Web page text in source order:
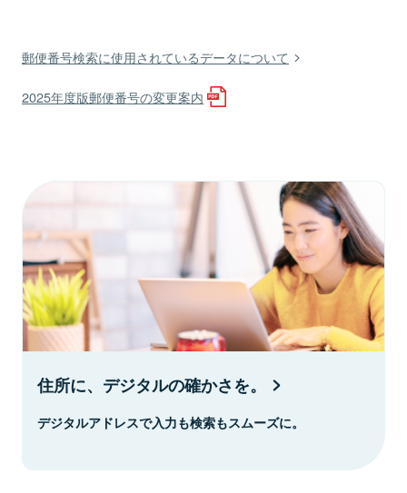
郵便番号検索に使用されているデータについて
2025年度版郵便番号の変更案内
住所に、デジタルの確かさを。
デジタルアドレスで入力も検索もスムーズに。